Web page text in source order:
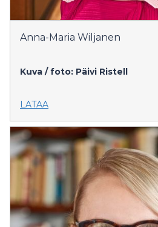
Anna-Maria Wiljanen
Kuva / foto: Päivi Ristell
LATAA